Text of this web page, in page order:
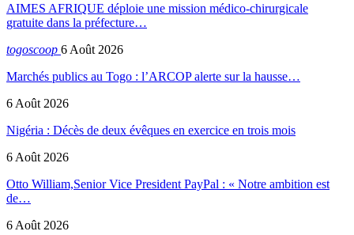
AIMES AFRIQUE déploie une mission médico-chirurgicale
gratuite dans la préfecture…
togoscoop 6 Août 2026
Marchés publics au Togo : l’ARCOP alerte sur la hausse…
6 Août 2026
Nigéria : Décès de deux évêques en exercice en trois mois
6 Août 2026
Otto William,Senior Vice President PayPal : « Notre ambition est
de…
6 Août 2026